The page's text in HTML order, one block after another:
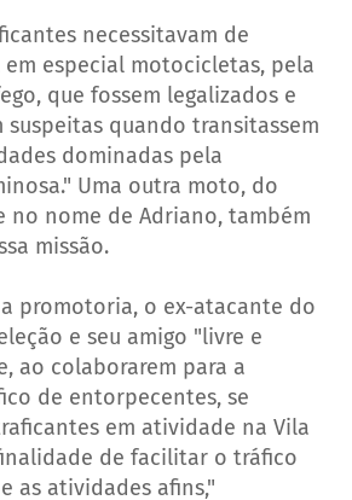
necessitavam de
em especial motocicletas, pela
que fossem legalizados e
suspeitas quando transitassem
dominadas pela
Uma outra moto, do
no nome de Adriano, também
missão.
promotoria, o ex-atacante do
e seu amigo "livre e
ao colaborarem para a
de entorpecentes, se
em atividade na Vila
de facilitar o tráfico
as atividades afins,"